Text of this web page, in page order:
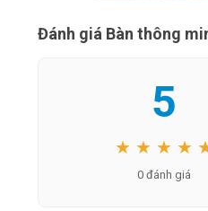
Đánh giá Bàn thông
5
★ ★ ★ ★
0 đánh giá